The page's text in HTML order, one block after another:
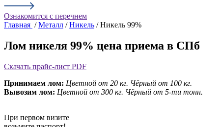
Ознакомится с перечнем
Главная /Металл /Никель / Никель 99%
Лом никеля 99% цена приема в СПб
Скачать прайс-лист PDF
Принимаем лом: Цветной от 20 кг. Чёрный от 100 кг.
Вывозим лом: Цветной от 300 кг. Чёрный от 5-ти тонн.
При первом визите